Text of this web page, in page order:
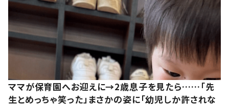
ママが保育園へお迎えに→2歳息子を見たら……「先
生とめっちゃ笑った」まさかの姿に「幼児しか許されな